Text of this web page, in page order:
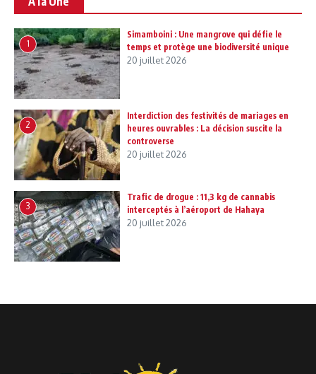
1
Simamboini : Une mangrove qui défie le
temps et protège une biodiversité unique
20 juillet 2026
2
Interdiction des festivités de mariages en
heures ouvrables : La décision suscite la
controverse
20 juillet 2026
3
Trafic de drogue : 11,3 kg de cannabis
interceptés à l’aéroport de Hahaya
20 juillet 2026